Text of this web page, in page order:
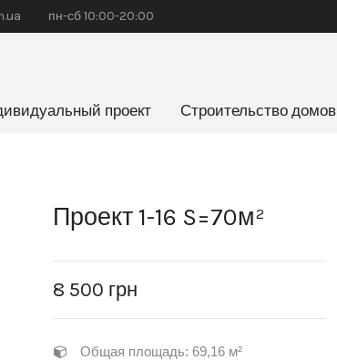
пн-сб 10:00-20:00
проект Строительство домов
Проект 1-16 S=70м²
8 500 грн
Общая площадь: 69,16 м²